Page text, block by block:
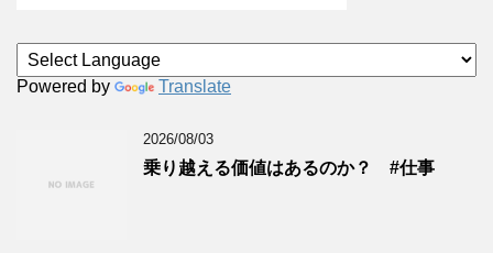
Powered by Translate
2026/08/03
乗り越える価値はあるのか？ #仕事